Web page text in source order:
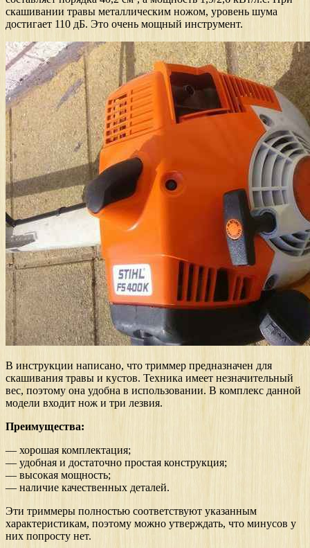
скашивании травы металлическим ножом, уровень шума
достигает 110 дБ. Это очень мощный инструмент.
В инструкции написано, что триммер предназначен для
скашивания травы и кустов. Техника имеет незначительный
вес, поэтому она удобна в использовании. В комплекс данной
модели входит нож и три лезвия.
Преимущества:
— хорошая комплектация;
— удобная и достаточно простая конструкция;
— высокая мощность;
— наличие качественных деталей.
Эти триммеры полностью соответствуют указанным
характеристикам, поэтому можно утверждать, что минусов у
них попросту нет.